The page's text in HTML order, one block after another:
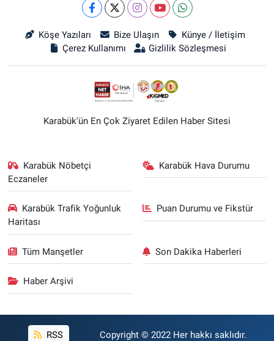
Köşe Yazıları Bize Ulaşın
Künye / İletişim
Çerez Kullanımı
Gizlilik Sözleşmesi
Karabük'ün En Çok Ziyaret Edilen Haber Sitesi
Karabük Nöbetçi
Eczaneler
Karabük Hava Durumu
Karabük Trafik Yoğunluk
Haritası
Puan Durumu ve Fikstür
Tüm Manşetler Son Dakika Haberleri
Haber Arşivi
RSS Copyright © 2022 Her hakkı saklıdır.